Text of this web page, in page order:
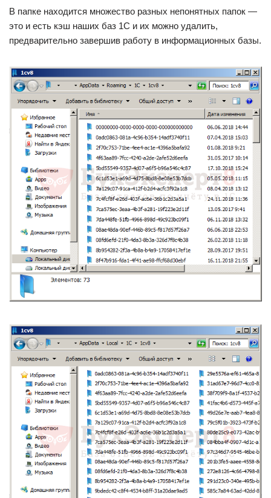
В папке находится множество разных непонятных папок —
это и есть кэш наших баз 1С и их можно удалить,
предварительно завершив работу в информационных базы.